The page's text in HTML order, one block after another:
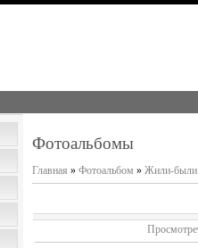
Фотоальбомы
Главная » Фотоальбом » Жили-